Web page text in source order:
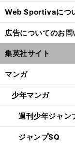
Web Sportivaにつ
広告についてのお問
集英社サイト
マンガ
少年マンガ
週刊少年ジャン
ジャンプSQ